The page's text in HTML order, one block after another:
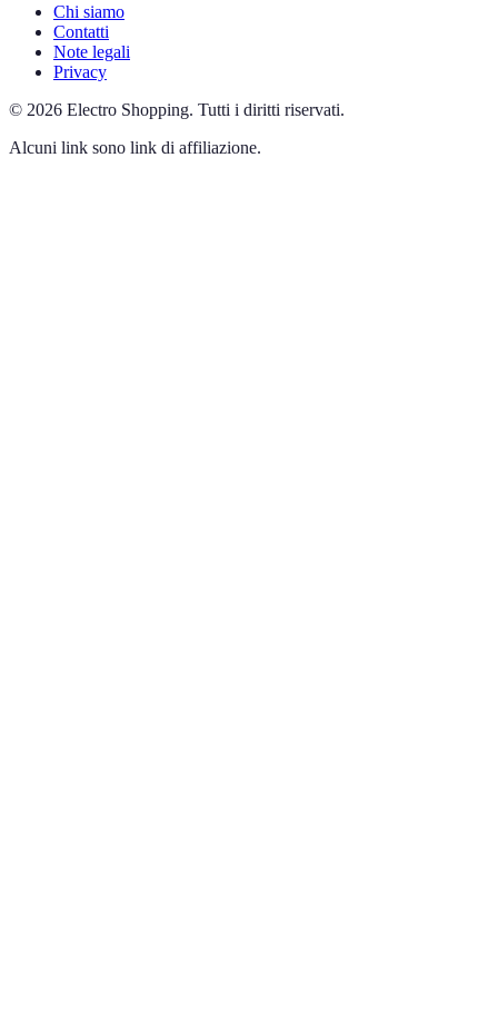
Chi siamo
Contatti
Note legali
Privacy
© 2026 Electro Shopping. Tutti i diritti riservati.
Alcuni link sono link di affiliazione.